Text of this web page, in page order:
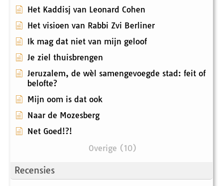
Het Kaddisj van Leonard Cohen
Het visioen van Rabbi Zvi Berliner
Ik mag dat niet van mijn geloof
Je ziel thuisbrengen
Jeruzalem, de wèl samengevoegde stad: feit of
belofte?
Mijn oom is dat ook
Naar de Mozesberg
Net Goed!?!
Overige (10)
Recensies